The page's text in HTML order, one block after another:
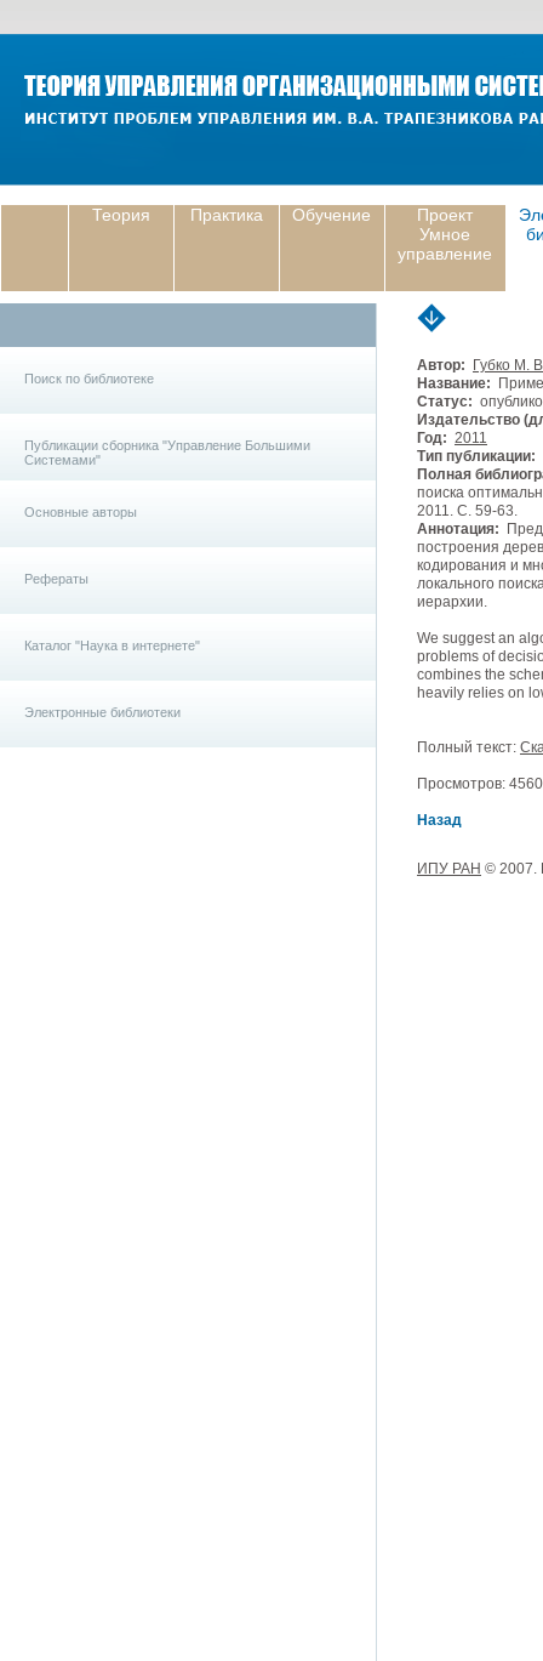
Теория Практика Обучение
Проект
Умное
управление
Поиск по библиотеке
Публикации сборника "Управление Большими
Системами"
Основные авторы
Рефераты
Каталог "Наука в интернете"
Электронные библиотеки
Автор:
Губко М.
Название:
Статус:
Издательство
Год: 2011
Тип публикации:
Полная
поиска
2011. С. 59-63.
Аннотация:
построения
кодирования и
локального
иерархии.
We suggest an
problems of
combines the
heavily relies on
Полный текст:
Просмотров:
Назад
ИПУ РАН © 2007.